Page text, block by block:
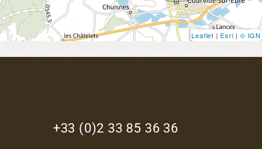
Leaflet | Esri | © IGN
+33 (0)2 33 85 36 36